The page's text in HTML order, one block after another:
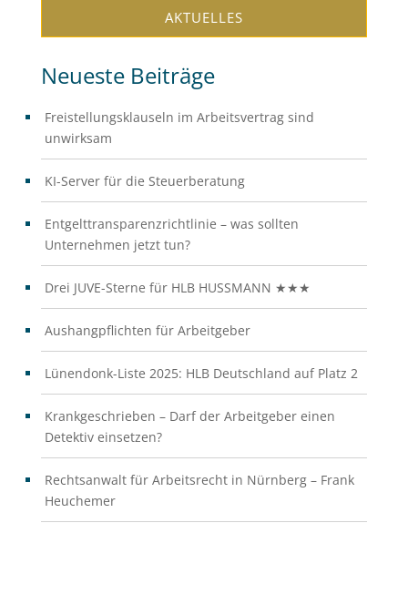
AKTUELLES
Neueste Beiträge
Freistellungsklauseln im Arbeitsvertrag sind
unwirksam
KI-Server für die Steuerberatung
Entgelttransparenzrichtlinie – was sollten
Unternehmen jetzt tun?
Drei JUVE-Sterne für HLB HUSSMANN ★★★
Aushangpflichten für Arbeitgeber
Lünendonk-Liste 2025: HLB Deutschland auf Platz 2
Krankgeschrieben – Darf der Arbeitgeber einen
Detektiv einsetzen?
Rechtsanwalt für Arbeitsrecht in Nürnberg – Frank
Heuchemer